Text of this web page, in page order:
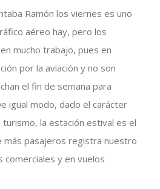
Ramón los viernes es uno
aéreo hay, pero los
mucho trabajo, pues en
por la aviación y no son
el fin de semana para
igual modo, dado el carácter
la estación estival es el
más pasajeros registra nuestro
y en vuelos